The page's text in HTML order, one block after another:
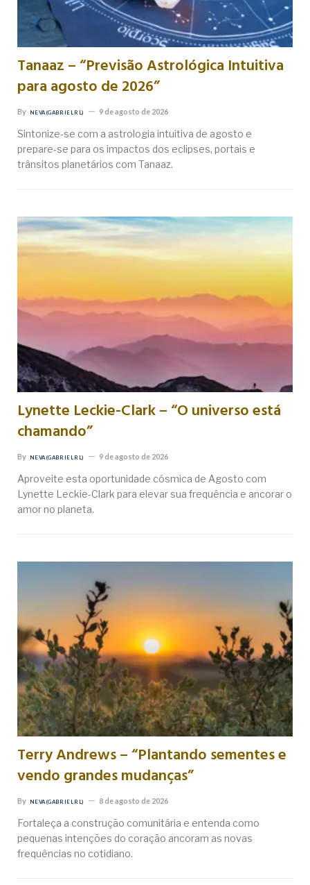
Tanaaz – “Previsão Astrológica Intuitiva
para agosto de 2026”
By NEVA (GABRIEL RL) 9 de agosto de 2026
Sintonize-se com a astrologia intuitiva de agosto e
prepare-se para os impactos dos eclipses, portais e
trânsitos planetários com Tanaaz.
Lynette Leckie-Clark – “O universo está
chamando”
By NEVA (GABRIEL RL) 9 de agosto de 2026
Aproveite esta oportunidade cósmica de Agosto com
Lynette Leckie-Clark para elevar sua frequência e ancorar o
amor no planeta.
Terry Andrews – “Plantando sementes e
vendo grandes mudanças”
By NEVA (GABRIEL RL) 8 de agosto de 2026
Fortaleça a construção comunitária e entenda como
pequenas intenções do coração ancoram as novas
frequências no cotidiano.